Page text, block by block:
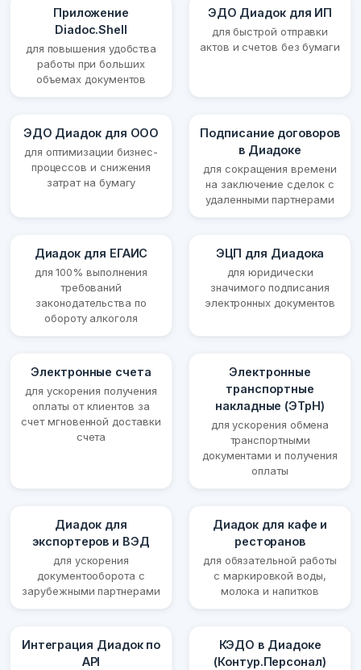
Приложение
Diadoc.Shell
для повышения удобства
работы при больших
объемах документов
ЭДО Диадок для ИП
для быстрой отправки
актов и счетов без бумаги
ЭДО Диадок для ООО
для оптимизации бизнес-
процессов и снижения
затрат на бумагу
Подписание договоров
в Диадоке
для сокращения времени
на заключение сделок с
удаленными партнерами
Диадок для ЕГАИС
для 100% выполнения
требований
законодательства по
обороту алкоголя
ЭЦП для Диадока
для юридически
значимого подписания
электронных документов
Электронные счета
для ускорения получения
оплаты от клиентов за
счет мгновенной доставки
счета
Электронные
транспортные
накладные (ЭТрН)
для ускорения обмена
транспортными
документами и получения
оплаты
Диадок для
экспортеров и ВЭД
для ускорения
документооборота с
зарубежными партнерами
Диадок для кафе и
ресторанов
для обязательной работы
с маркировкой воды,
молока и напитков
Интеграция Диадок по
API
КЭДО в Диадоке
(Контур.Персонал)